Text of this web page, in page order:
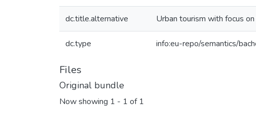
dc.title.alternative Urban tourism with focus
dc.type info:eu-repo/semantics/
Files
Original bundle
Now showing 1 - 1 of 1